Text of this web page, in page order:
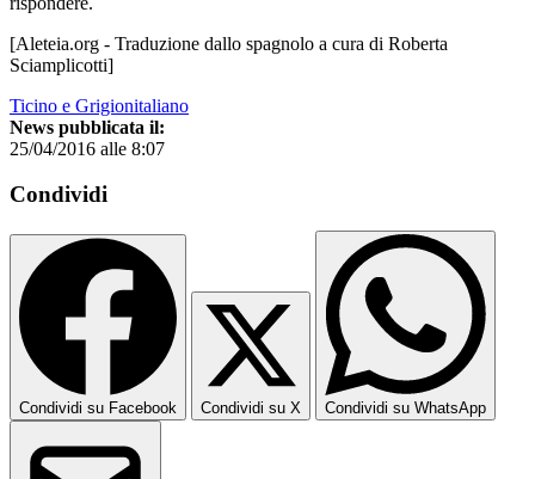
[Aleteia.org - Traduzione dallo spagnolo a cura di Roberta
Sciamplicotti]
Ticino e Grigionitaliano
News pubblicata il:
25/04/2016 alle 8:07
Condividi
Condividi su Facebook Condividi su X Condividi su WhatsApp